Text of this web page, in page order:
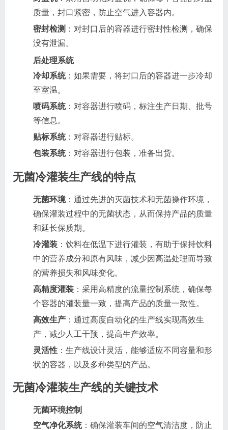
质量，封口紧密，防止空气进入容器内。
密封检测 ：对封口后的容器进行密封性检测，确保
没有泄漏。
后处理系统
冷却系统：如果需要，将封口后的容器进一步冷却
至室温。
喷码系统：对容器进行喷码，标注生产日期、批号
等信息。
贴标系统：对容器进行贴标。
包装系统：对容器进行包装，准备出货。
无菌冷灌装生产线的特点
无菌环境：通过先进的灭菌技术和无菌操作环境，
确保灌装过程中的无菌状态，从而保持产品的质量
和延长保质期。
冷灌装 ：饮料在低温下进行灌装，有助于保持饮料
中的营养成分和原有风味，减少因高温处理而导致
的营养损失和风味变化。
高精度灌装 ：采用高精度的流量控制系统，确保每
个容器的灌装量一致，提高产品的质量一致性。
高效生产 ：通过高度自动化的生产线实现高效生
产，减少人工干预，提高生产效率。
灵活性 ：生产线设计灵活，能够适应不同容量和形
状的容器，以及多种类型的产品。
无菌冷灌装生产线的关键技术
无菌环境控制
空气净化系统：确保灌装车间的空气清洁度，防止
您好！电话(微信)：17805229696
稍后再说